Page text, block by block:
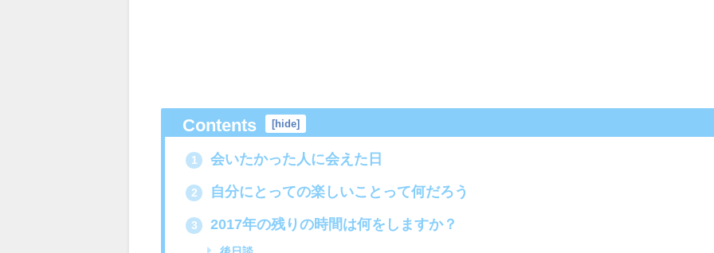
Contents [hide]
1 会いたかった人に会えた日
2 自分にとっての楽しいことって何だろう
3 2017年の残りの時間は何をしますか？